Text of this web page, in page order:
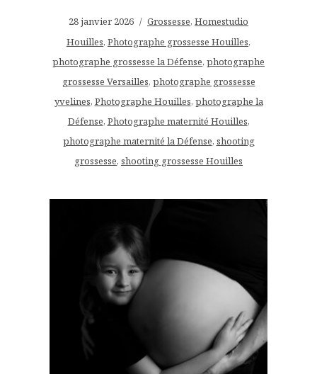
28 janvier 2026 Grossesse, Homestudio
Houilles, Photographe grossesse Houilles,
photographe grossesse la Défense, photographe
grossesse Versailles, photographe grossesse
yvelines, Photographe Houilles, photographe la
Défense, Photographe maternité Houilles,
photographe maternité la Défense, shooting
grossesse, shooting grossesse Houilles